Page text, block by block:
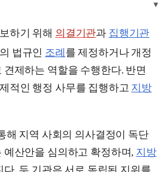
▾
하기 위해 의결기관과 집행기관
법규인 조례 를 제정하거나 개정
제하는 역할을 수행한다. 반면
적인 행정 사무를 집행하고 지방
해 지역 사회의 의사결정이 독단
예산안을 심의하고 확정하며, 지방